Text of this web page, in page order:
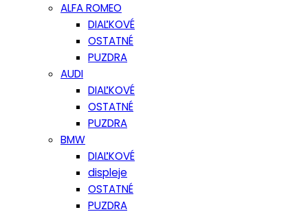
ALFA ROMEO
DIAĽKOVÉ
OSTATNÉ
PUZDRA
AUDI
DIAĽKOVÉ
OSTATNÉ
PUZDRA
BMW
DIAĽKOVÉ
displeje
OSTATNÉ
PUZDRA